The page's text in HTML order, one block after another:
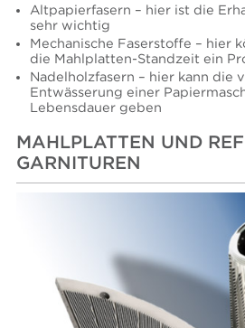
Altpapierfasern – hier ist die
sehr wichtig
Mechanische Faserstoffe – hier
die Mahlplatten-Standzeit ein
Nadelholzfasern – hier kann die
Entwässerung einer
Lebensdauer geben
MAHLPLATTEN UND
GARNITUREN